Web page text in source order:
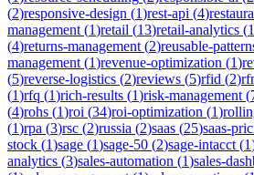
(2)responsive-design (1)rest-api (4)
management (1)retail (13)retail-analytics (1
(4)returns-management (2)reusable-
management (1)revenue-optimization (1)
(5)reverse-logistics (2)reviews (5)rfid (2)
(1)rfq (1)rich-results (1)risk-management (
(4)rohs (1)roi (34)roi-optimization (1)
(1)rpa (3)rsc (2)russia (2)saas (25)saas-
stock (1)sage (1)sage-50 (2)sage-intacct (1
analytics (3)sales-automation (1)sales-